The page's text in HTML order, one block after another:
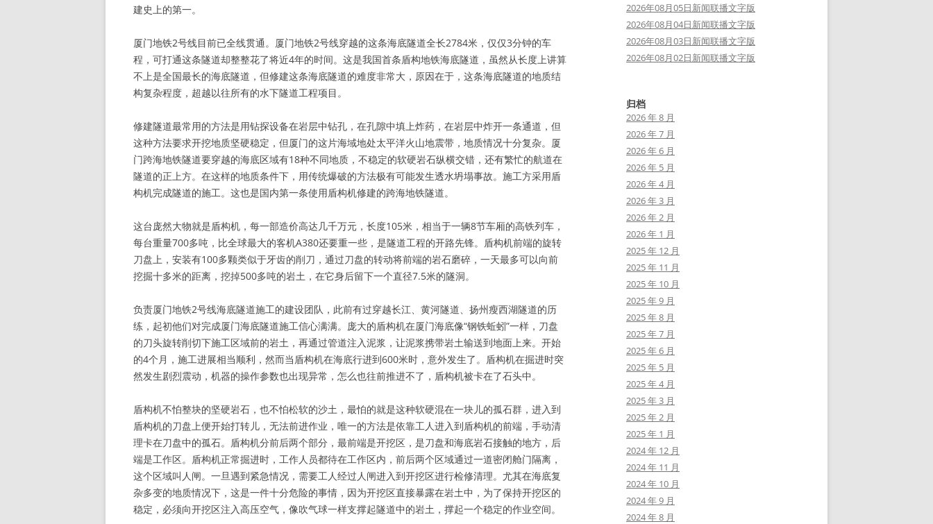
建史上的第一。
厦门地铁2号线目前已全线贯通。厦门地铁2号线穿越的这条海底隧道全长2784米，仅仅3分钟的车
程，可打通这条隧道却整整花了将近4年的时间。这是我国首条盾构地铁海底隧道，虽然从长度上讲算
不上是全国最长的海底隧道，但修建这条海底隧道的难度非常大，原因在于，这条海底隧道的地质结
构复杂程度，超越以往所有的水下隧道工程项目。
修建隧道最常用的方法是用钻探设备在岩层中钻孔，在孔隙中填上炸药，在岩层中炸开一条通道，但
这种方法要求开挖地质坚硬稳定，但厦门的这片海域地处太平洋火山地震带，地质情况十分复杂。厦
门跨海地铁隧道要穿越的海底区域有18种不同地质，不稳定的软硬岩石纵横交错，还有繁忙的航道在
隧道的正上方。在这样的地质条件下，用传统爆破的方法极有可能发生透水坍塌事故。施工方采用盾
构机完成隧道的施工。这也是国内第一条使用盾构机修建的跨海地铁隧道。
这台庞然大物就是盾构机，每一部造价高达几千万元，长度105米，相当于一辆8节车厢的高铁列车，
每台重量700多吨，比全球最大的客机A380还要重一些，是隧道工程的开路先锋。盾构机前端的旋转
刀盘上，安装有100多颗类似于牙齿的削刀，通过刀盘的转动将前端的岩石磨碎，一天最多可以向前
挖掘十多米的距离，挖掉500多吨的岩土，在它身后留下一个直径7.5米的隧洞。
负责厦门地铁2号线海底隧道施工的建设团队，此前有过穿越长江、黄河隧道、扬州瘦西湖隧道的历
练，起初他们对完成厦门海底隧道施工信心满满。庞大的盾构机在厦门海底像“钢铁蚯蚓”一样，刀盘
的刀头旋转削切下施工区域前的岩土，再通过管道注入泥浆，让泥浆携带岩土输送到地面上来。开始
的4个月，施工进展相当顺利，然而当盾构机在海底行进到600米时，意外发生了。盾构机在掘进时突
然发生剧烈震动，机器的操作参数也出现异常，怎么也往前推进不了，盾构机被卡在了石头中。
盾构机不怕整块的坚硬岩石，也不怕松软的沙土，最怕的就是这种软硬混在一块儿的孤石群，进入到
盾构机的刀盘上便开始打转儿，无法前进作业，唯一的方法是依靠工人进入到盾构机的前端，手动清
理卡在刀盘中的孤石。盾构机分前后两个部分，最前端是开挖区，是刀盘和海底岩石接触的地方，后
端是工作区。盾构机正常掘进时，工作人员都待在工作区内，前后两个区域通过一道密闭舱门隔离，
这个区域叫人闸。一旦遇到紧急情况，需要工人经过人闸进入到开挖区进行检修清理。尤其在海底复
杂多变的地质情况下，这是一件十分危险的事情，因为开挖区直接暴露在岩土中，为了保持开挖区的
稳定，必须向开挖区注入高压空气，像吹气球一样支撑起隧道中的岩土，撑起一个稳定的作业空间。
2026年08月05日新闻联播文字版
2026年08月04日新闻联播文字版
2026年08月03日新闻联播文字版
2026年08月02日新闻联播文字版
归档
2026 年 8 月
2026 年 7 月
2026 年 6 月
2026 年 5 月
2026 年 4 月
2026 年 3 月
2026 年 2 月
2026 年 1 月
2025 年 12 月
2025 年 11 月
2025 年 10 月
2025 年 9 月
2025 年 8 月
2025 年 7 月
2025 年 6 月
2025 年 5 月
2025 年 4 月
2025 年 3 月
2025 年 2 月
2025 年 1 月
2024 年 12 月
2024 年 11 月
2024 年 10 月
2024 年 9 月
2024 年 8 月